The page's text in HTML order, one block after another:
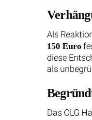
Als
150 Euro
diese
als
Das OLG